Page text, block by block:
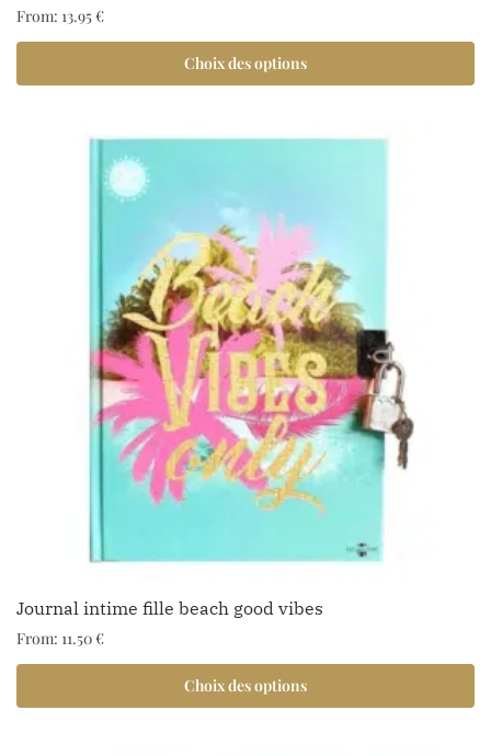
1 avis
From: 13.95€
Choix des options
Journal intime fille beach good vibes
From: 11.50€
Choix des options